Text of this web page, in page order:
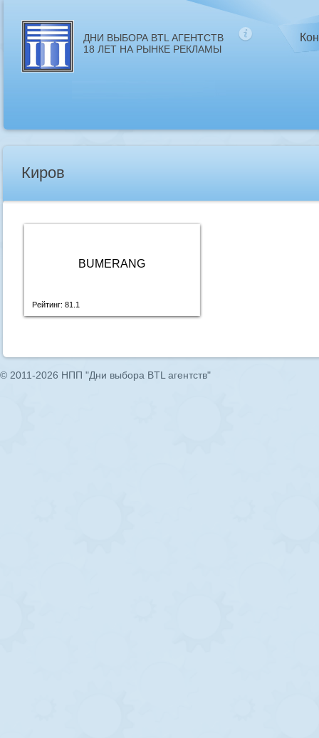
ДНИ ВЫБОРА BTL АГЕНТСТВ
18 ЛЕТ НА РЫНКЕ РЕКЛАМЫ
Киров
BUMERANG
Рейтинг: 81.1
© 2011-2026 НПП "Дни выбора BTL агентств"